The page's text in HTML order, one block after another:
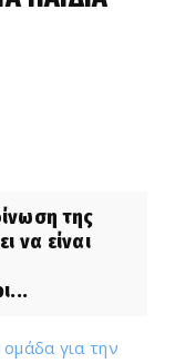
της
να είναι
ομάδα για την